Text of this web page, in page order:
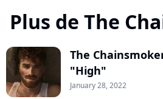
Plus de The
The
"High"
January 28, 2022